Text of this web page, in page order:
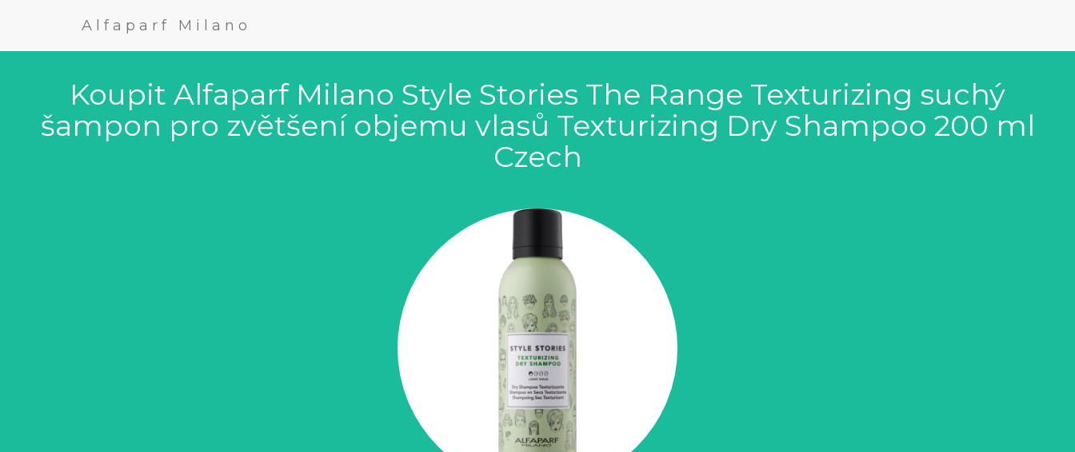
Alfaparf Milano
Koupit Alfaparf Milano Style Stories The Range Texturizing suchý
šampon pro zvětšení objemu vlasů Texturizing Dry Shampoo 200 ml
Czech